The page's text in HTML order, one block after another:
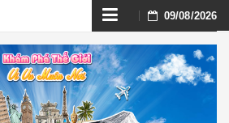
Skip
to
content
09/08/2026